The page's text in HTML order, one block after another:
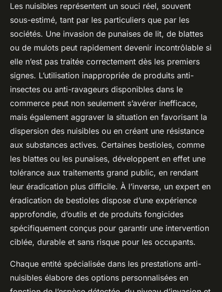
Les nuisibles représentent un souci réel, souvent
sous-estimé, tant par les particuliers que par les
sociétés. Une invasion de punaises de lit, de blattes
ou de mulots peut rapidement devenir incontrôlable si
elle n’est pas traitée correctement dès les premiers
signes. L’utilisation inappropriée de produits anti-
insectes ou anti-ravageurs disponibles dans le
commerce peut non seulement s’avérer inefficace,
mais également aggraver la situation en favorisant la
dispersion des nuisibles ou en créant une résistance
aux substances actives. Certaines bestioles, comme
les blattes ou les punaises, développent en effet une
tolérance aux traitements grand public, en rendant
leur éradication plus difficile. À l’inverse, un expert en
éradication de bestioles dispose d’une expérience
approfondie, d’outils et de produits fongicides
spécifiquement conçus pour garantir une intervention
ciblée, durable et sans risque pour les occupants.
Chaque entité spécialisée dans les prestations anti-
nuisibles élabore des options personnalisées en